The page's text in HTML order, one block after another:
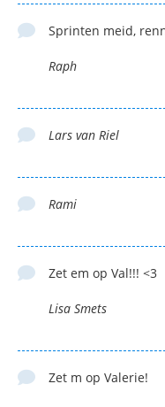
Sprinten meid,
Raph
Lars van Riel
Rami
Zet em op Val!!! <3
Lisa Smets
Zet m op Valerie!